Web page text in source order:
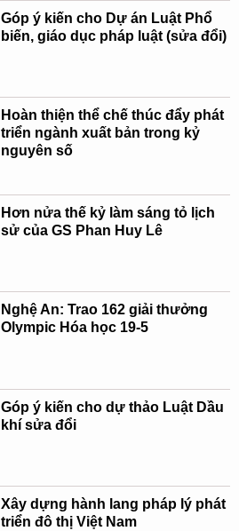
Góp ý kiến cho Dự án Luật Phổ
biến, giáo dục pháp luật (sửa đổi)
Hoàn thiện thể chế thúc đẩy phát
triển ngành xuất bản trong kỷ
nguyên số
Hơn nửa thế kỷ làm sáng tỏ lịch
sử của GS Phan Huy Lê
Nghệ An: Trao 162 giải thưởng
Olympic Hóa học 19-5
Góp ý kiến cho dự thảo Luật Dầu
khí sửa đổi
Xây dựng hành lang pháp lý phát
triển đô thị Việt Nam